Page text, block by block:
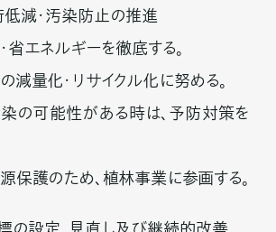
減・汚染防止の推進
省エネルギーを徹底する。
減量化・リサイクル化に努める。
の可能性がある時は、予防対策を
保護のため、植林事業に参画する。